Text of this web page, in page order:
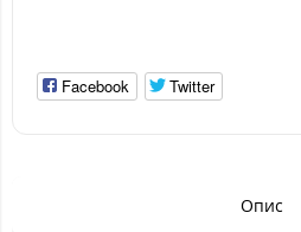
Facebook Twitter
Опис